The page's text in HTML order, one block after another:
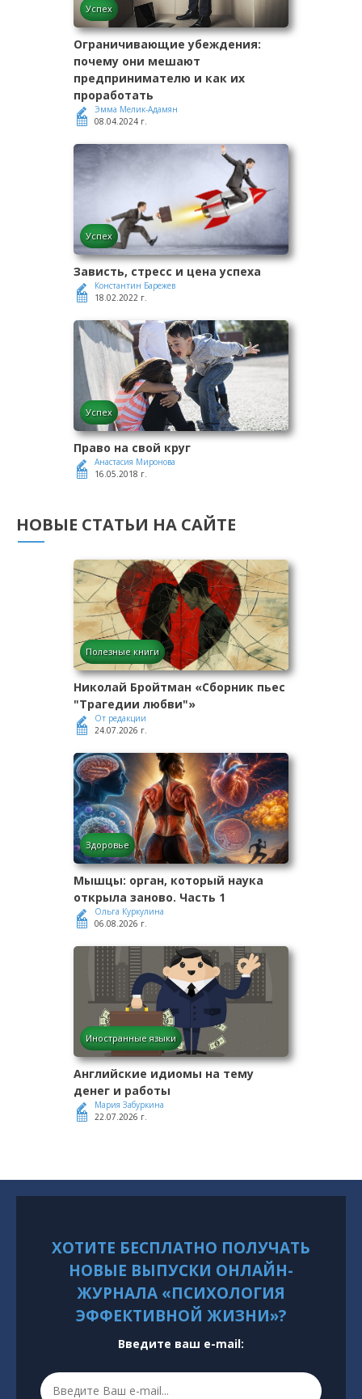
Успех
Ограничивающие убеждения:
почему они мешают
предпринимателю и как их
проработать
Эмма Мелик-Адамян
08.04.2024 г.
Успех
Зависть, стресс и цена успеха
Константин Барежев
18.02.2022 г.
Успех
Право на свой круг
Анастасия Миронова
16.05.2018 г.
НОВЫЕ СТАТЬИ НА САЙТЕ
Полезные книги
Николай Бройтман «Сборник пьес
"Трагедии любви"»
От редакции
24.07.2026 г.
Здоровье
Мышцы: орган, который наука
открыла заново. Часть 1
Ольга Куркулина
06.08.2026 г.
Иностранные языки
Английские идиомы на тему
денег и работы
Мария Забуркина
22.07.2026 г.
ХОТИТЕ БЕСПЛАТНО ПОЛУЧАТЬ
НОВЫЕ ВЫПУСКИ ОНЛАЙН-
ЖУРНАЛА «ПСИХОЛОГИЯ
ЭФФЕКТИВНОЙ ЖИЗНИ»?
Введите ваш e-mail: